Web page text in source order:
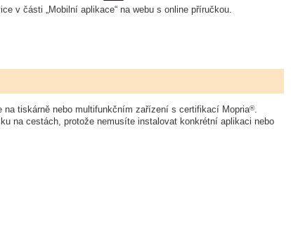
v části „Mobilní aplikace“ na webu s online příručkou.
tiskárně nebo multifunkčním zařízení s certifikací Mopria®.
na cestách, protože nemusíte instalovat konkrétní aplikaci nebo